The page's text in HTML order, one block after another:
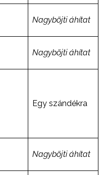
Nagyböjti áhítat
Nagyböjti áhítat
Egy szándékra
Nagyböjti áhítat